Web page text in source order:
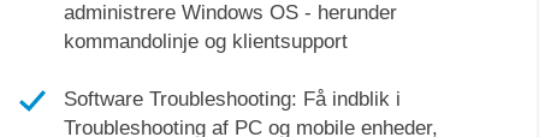
administrere Windows OS - herunder
kommandolinje og klientsupport
Software Troubleshooting: Få indblik i
Troubleshooting af PC og mobile enheder,